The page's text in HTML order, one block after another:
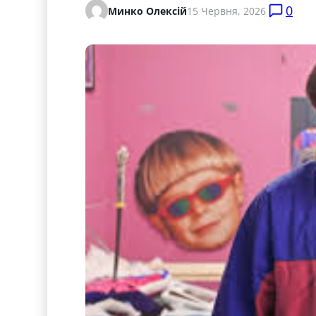
Минко Олексій15 Червня, 2026 0